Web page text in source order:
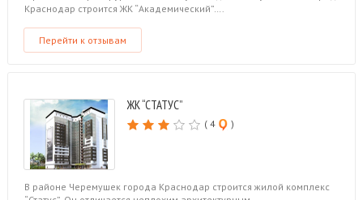
Краснодар строится ЖК “Академический”….
Перейти к отзывам
ЖК “СТАТУС”
( 4 )
В районе Черемушек города Краснодар строится жилой комплекс